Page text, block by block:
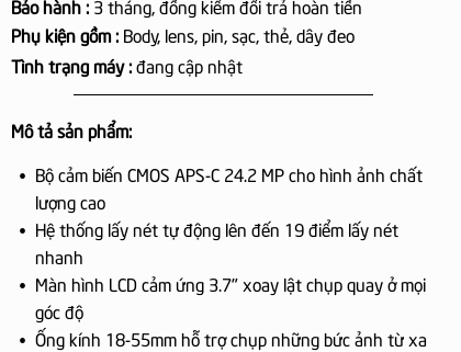
Bảo hành : 3 tháng, đồng kiểm đổi trả hoàn tiền
Phụ kiện gồm : Body, lens, pin, sạc, thẻ, dây đeo
Tình trạng máy :đang cập nhật
Mô tả sản phẩm:
Bộ cảm biến CMOS APS-C 24.2 MP cho hình ảnh chất
lượng cao
Hệ thống lấy nét tự động lên đến 19 điểm lấy nét
nhanh
Màn hình LCD cảm ứng 3.7" xoay lật chụp quay ở mọi
góc độ
Ống kính 18-55mm hỗ trợ chụp những bức ảnh từ xa